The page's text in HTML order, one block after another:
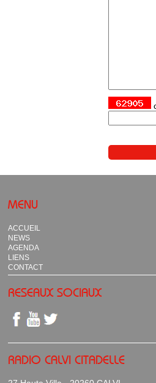
MENU
ACCUEIL
NEWS
AGENDA
LIENS
CONTACT
RESEAUX SOCIAUX
RADIO CALVI CITADELLE